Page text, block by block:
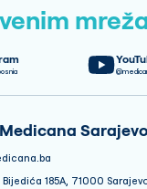
Sarajevo
185A, 71000